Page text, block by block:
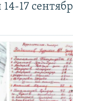
17 сентябр